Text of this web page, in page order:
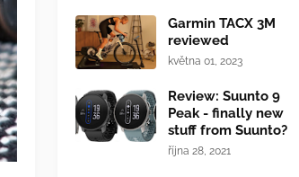
Garmin TACX 3M
reviewed
května 01, 2023
Review: Suunto 9
Peak - finally new
stuff from Suunto?
října 28, 2021